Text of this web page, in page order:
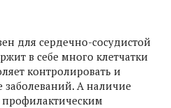
для сердечно-сосудистой
в себе много клетчатки
контролировать и
заболеваний. А наличие